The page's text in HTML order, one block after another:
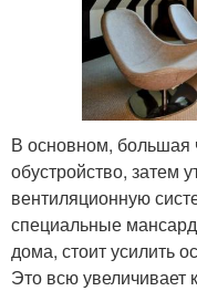
В основном, большая
обустройство, затем
вентиляционную
специальные
дома, стоит усилить
Это всю увеличивает